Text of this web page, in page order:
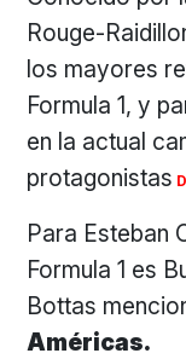
Rouge-
los mayores
Formula 1, y
en la actual
protagonistas
Para Esteban
Formula 1 es
Bottas
Américas.